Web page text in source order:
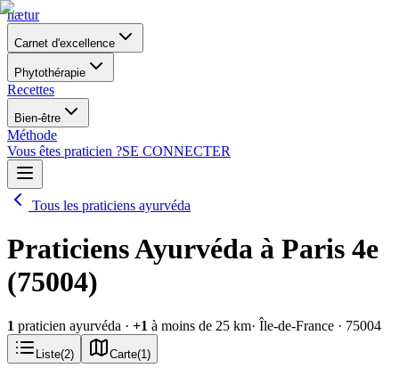
nætur
Carnet d'excellence
Phytothérapie
Recettes
Bien-être
Méthode
Vous êtes praticien ?SE CONNECTER
Tous les praticiens ayurvéda
Praticiens Ayurvéda à Paris 4e
(75004)
1 praticien ayurvéda · +1 à moins de 25 km· Île-de-France · 75004
Liste(2) Carte(1 )